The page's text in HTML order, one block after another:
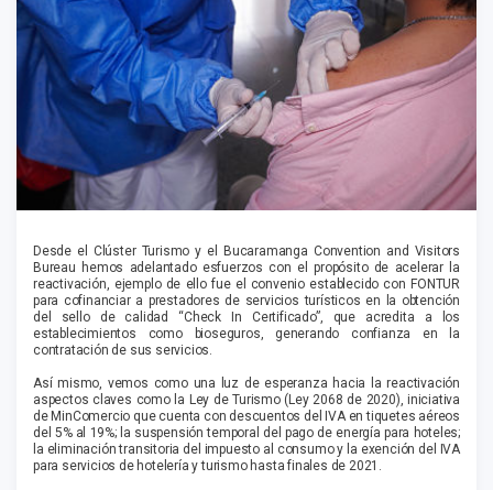
Desde el Clúster Turismo y el Bucaramanga Convention and Visitors
Bureau hemos adelantado esfuerzos con el propósito de acelerar la
reactivación, ejemplo de ello fue el convenio establecido con FONTUR
para cofinanciar a prestadores de servicios turísticos en la obtención
del sello de calidad “Check In Certificado”, que acredita a los
establecimientos como bioseguros, generando confianza en la
contratación de sus servicios.
Así mismo, vemos como una luz de esperanza hacia la reactivación
aspectos claves como la Ley de Turismo (Ley 2068 de 2020), iniciativa
de MinComercio que cuenta con descuentos del IVA en tiquetes aéreos
del 5% al 19%; la suspensión temporal del pago de energía para hoteles;
la eliminación transitoria del impuesto al consumo y la exención del IVA
para servicios de hotelería y turismo hasta finales de 2021.